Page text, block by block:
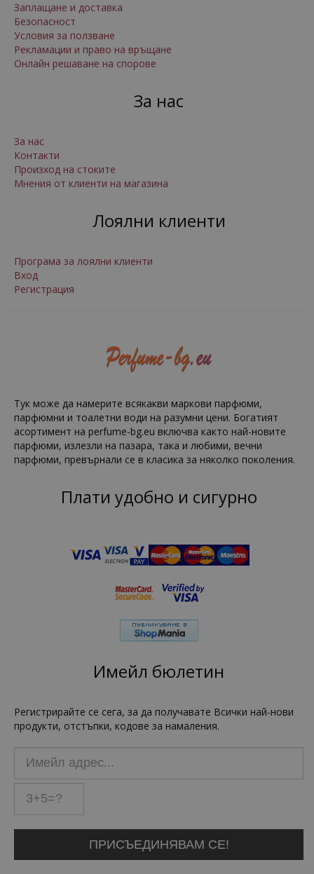
Заплащане и доставка
Безопасност
Условия за ползване
Рекламации и право на връщане
Онлайн решаване на спорове
За нас
За нас
Контакти
Произход на стоките
Мнения от клиенти на магазина
Лоялни клиенти
Програма за лоялни клиенти
Вход
Регистрация
Тук може да намерите всякакви маркови парфюми,
парфюмни и тоалетни води на разумни цени. Богатият
асортимент на perfume-bg.eu включва както най-новите
парфюми, излезли на пазара, така и любими, вечни
парфюми, превърнали се в класика за няколко поколения.
Плати удобно и сигурно
Имейл бюлетин
Регистрирайте се сега, за да получавате Всички най-нови
продукти, отстъпки, кодове за намаления.